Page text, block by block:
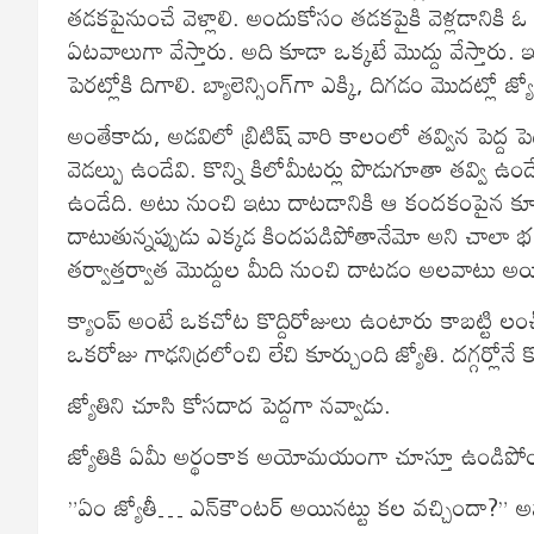
తడకపైనుంచే వెళ్లాలి. అందుకోసం తడకపైకి వెళ్లడానికి
ఏటవాలుగా వేస్తారు. అది కూడా ఒక్కటే మొద్దు వేస్తారు.
పెరట్లోకి దిగాలి. బ్యాలెన్సింగ్‌గా ఎక్కి, దిగడం మొదట్లో
అంతేకాదు, అడవిలో బ్రిటిష్‌ వారి కాలంలో తవ్విన పెద్ద
వెడల్పు ఉండేవి. కొన్ని కిలోమీటర్లు పొడుగూతా తవ్వి
ఉండేది. అటు నుంచి ఇటు దాటడానికి ఆ
దాటుతున్నప్పుడు ఎక్కడ కిందపడిపోతానేమో అని చాలా
తర్వాత్తర్వాత మొద్దుల మీది నుంచి దాటడం అలవాటు
క్యాంప్‌ అంటే ఒకచోట కొద్దిరోజులు ఉంటారు కాబట్టి
ఒకరోజు గాఢనిద్రలోంచి లేచి కూర్చుంది జ్యోతి.
జ్యోతిని చూసి కోసదాద పెద్దగా నవ్వాడు.
జ్యోతికి ఏమీ అర్థంకాక అయోమయంగా చూస్తూ
”ఏం జ్యోతీ… ఎన్‌కౌంటర్‌ అయినట్టు కల వచ్చిందా?”